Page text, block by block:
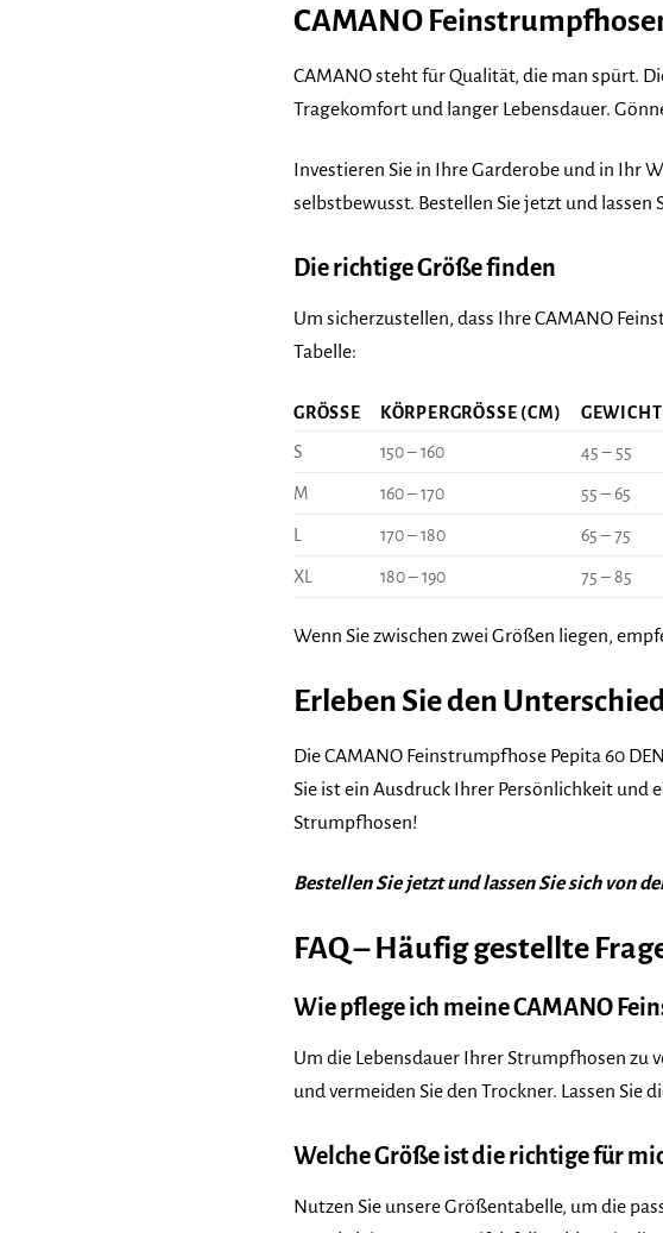
CAMANO
CAMANO steht für Qualität, die man spürt.
Tragekomfort und langer Lebensdauer.
Investieren Sie in Ihre Garderobe und in Ihr
selbstbewusst. Bestellen Sie jetzt und
Die richtige Größe finden
Um sicherzustellen, dass Ihre CAMANO
Tabelle:
GRÖSSE KÖRPERGRÖSSE (CM)
S 150 – 160 45 – 55
M 160 – 170 55 – 65
L 170 – 180 65 – 75
XL 180 – 190 75 – 85
Wenn Sie zwischen zwei Größen liegen,
Erleben Sie den
Die CAMANO Feinstrumpfhose Pepita 60
Sie ist ein Ausdruck Ihrer Persönlichkeit und
Strumpfhosen!
Bestellen Sie jetzt und lassen Sie sich von
FAQ – Häufig gestellte
Wie pflege ich meine CAMANO
Um die Lebensdauer Ihrer Strumpfhosen zu
und vermeiden Sie den Trockner. Lassen Sie
Welche Größe ist die richtige für
Nutzen Sie unsere Größentabelle, um die